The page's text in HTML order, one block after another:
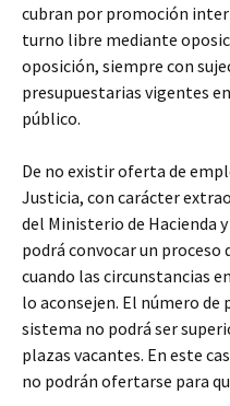
cubran por promoción
turno libre mediante
oposición, siempre con
presupuestarias vigentes
público.
De no existir oferta de
Justicia, con carácter
del Ministerio de Hacienda
podrá convocar un
cuando las circunstancias
lo aconsejen. El número de
sistema no podrá ser
plazas vacantes. En este
no podrán ofertarse para